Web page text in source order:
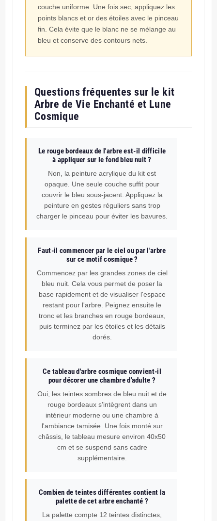
couche uniforme. Une fois sec, appliquez les
points blancs et or des étoiles avec le pinceau
fin. Cela évite que le blanc ne se mélange au
bleu et conserve des contours nets.
Questions fréquentes sur le kit
Arbre de Vie Enchanté et Lune
Cosmique
Le rouge bordeaux de l'arbre est-il difficile
à appliquer sur le fond bleu nuit ?
Non, la peinture acrylique du kit est
opaque. Une seule couche suffit pour
couvrir le bleu sous-jacent. Appliquez la
peinture en gestes réguliers sans trop
charger le pinceau pour éviter les bavures.
Faut-il commencer par le ciel ou par l'arbre
sur ce motif cosmique ?
Commencez par les grandes zones de ciel
bleu nuit. Cela vous permet de poser la
base rapidement et de visualiser l'espace
restant pour l'arbre. Peignez ensuite le
tronc et les branches en rouge bordeaux,
puis terminez par les étoiles et les détails
dorés.
Ce tableau d'arbre cosmique convient-il
pour décorer une chambre d'adulte ?
Oui, les teintes sombres de bleu nuit et de
rouge bordeaux s'intègrent dans un
intérieur moderne ou une chambre à
l'ambiance tamisée. Une fois monté sur
châssis, le tableau mesure environ 40x50
cm et se suspend sans cadre
supplémentaire.
Combien de teintes différentes contient la
palette de cet arbre enchanté ?
La palette compte 12 teintes distinctes,